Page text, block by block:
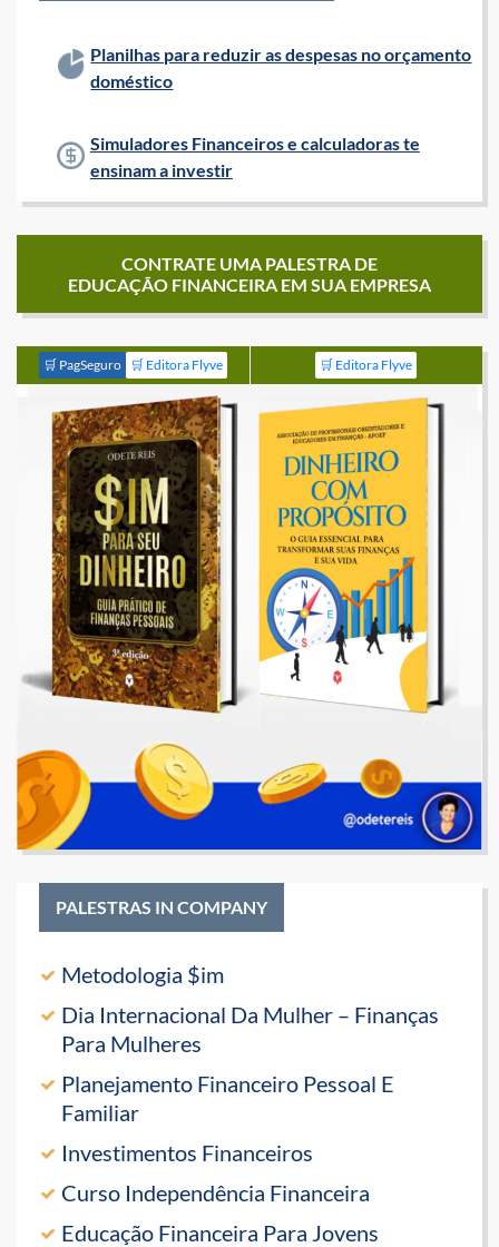
Planilhas para reduzir as despesas no orçamento
doméstico
Simuladores Financeiros e calculadoras te
ensinam a investir
CONTRATE UMA PALESTRA DE
EDUCAÇÃO FINANCEIRA EM SUA EMPRESA
🛒 PagSeguro 🛒 Editora Flyve 🛒 Editora Flyve
PALESTRAS IN COMPANY
Metodologia $im
Dia Internacional Da Mulher – Finanças
Para Mulheres
Planejamento Financeiro Pessoal E
Familiar
Investimentos Financeiros
Curso Independência Financeira
Educação Financeira Para Jovens